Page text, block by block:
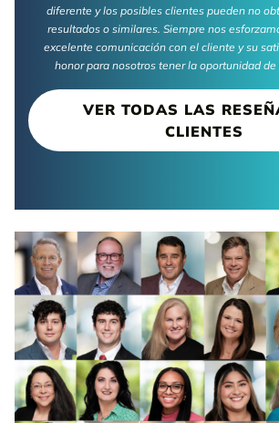
diferente y los posibles clientes pueden no
resultados o similares. Siempre nos
excelente comunicación con el cliente y su
honor para nosotros tener la oportunidad de
VER TODAS LAS
CLIENTES